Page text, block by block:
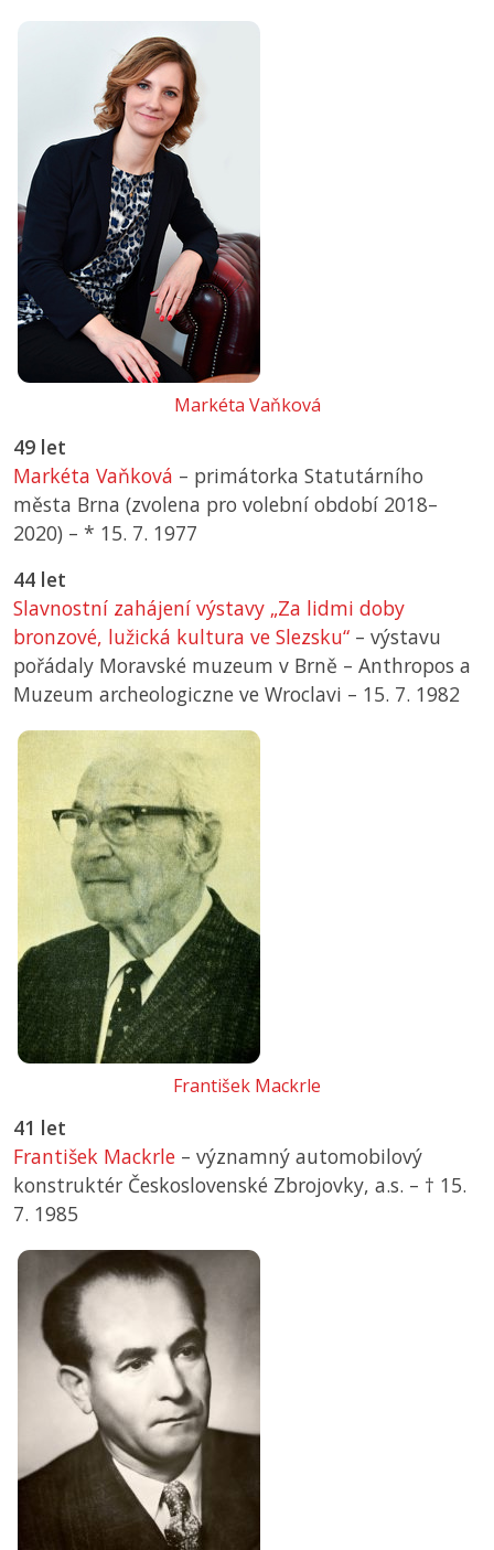
Markéta Vaňková
49 let
Markéta Vaňková – primátorka Statutárního
města Brna (zvolena pro volební období 2018–
2020) – * 15. 7. 1977
44 let
Slavnostní zahájení výstavy „Za lidmi doby
bronzové, lužická kultura ve Slezsku“ – výstavu
pořádaly Moravské muzeum v Brně – Anthropos a
Muzeum archeologiczne ve Wroclavi – 15. 7. 1982
František Mackrle
41 let
František Mackrle – významný automobilový
konstruktér Československé Zbrojovky, a.s. – † 15.
7. 1985